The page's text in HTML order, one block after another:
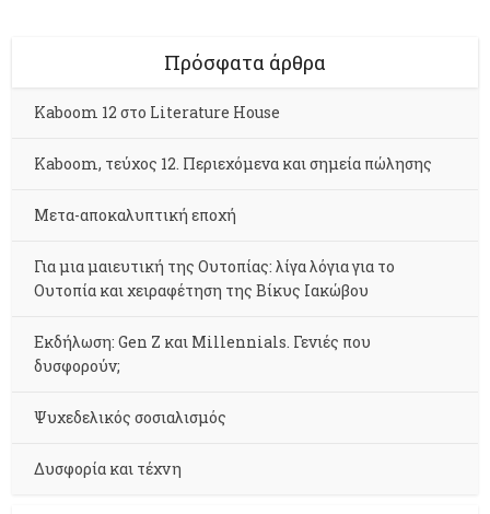
Πρόσφατα άρθρα
Kaboom 12 στο Literature House
Kaboom, τεύχος 12. Περιεχόμενα και σημεία πώλησης
Μετα-αποκαλυπτική εποχή
Για μια μαιευτική της Ουτοπίας: λίγα λόγια για το
Ουτοπία και χειραφέτηση της Βίκυς Ιακώβου
Εκδήλωση: Gen Z και Millennials. Γενιές που
δυσφορούν;
Ψυχεδελικός σοσιαλισμός
Δυσφορία και τέχνη